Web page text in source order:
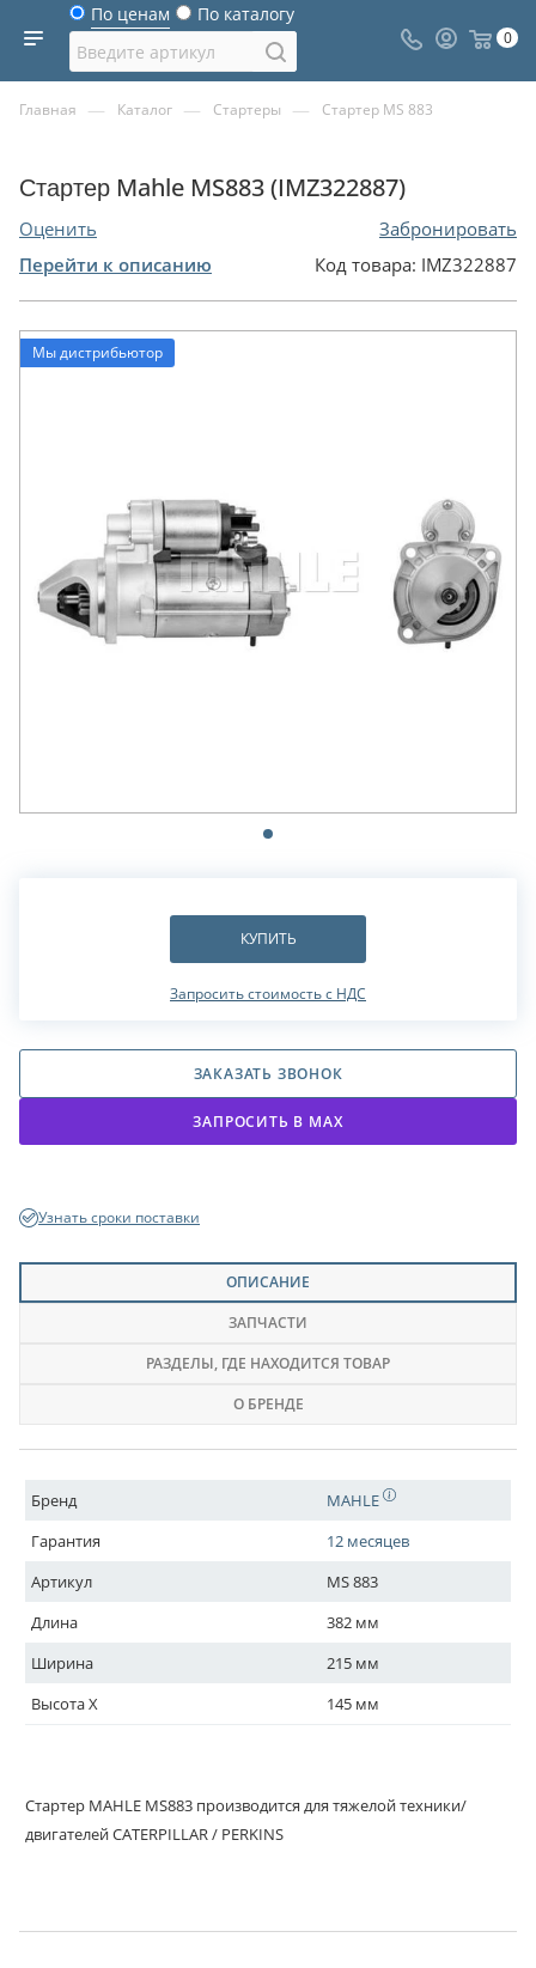
По ценам По каталогу
0
Главная — Каталог — Стартеры — Стартер MS 883
Стартер Mahle MS883 (IMZ322887)
Оценить
Забронировать
Перейти к описанию
Код товара: IMZ322887
Мы дистрибьютор
КУПИТЬ
Запросить стоимость с НДС
ЗАКАЗАТЬ ЗВОНОК
ЗАПРОСИТЬ В МАХ
Узнать сроки поставки
ОПИСАНИЕ
ЗАПЧАСТИ
РАЗДЕЛЫ, ГДЕ НАХОДИТСЯ ТОВАР
О БРЕНДЕ
Бренд
MAHLE
Гарантия
12 месяцев
Артикул
MS 883
Длина
382 мм
Ширина
215 мм
Высота X
145 мм
Стартер MAHLE MS883 производится для тяжелой техники/
двигателей CATERPILLAR / PERKINS